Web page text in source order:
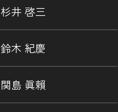
杉井 啓三
鈴木 紀慶
関島 眞賴